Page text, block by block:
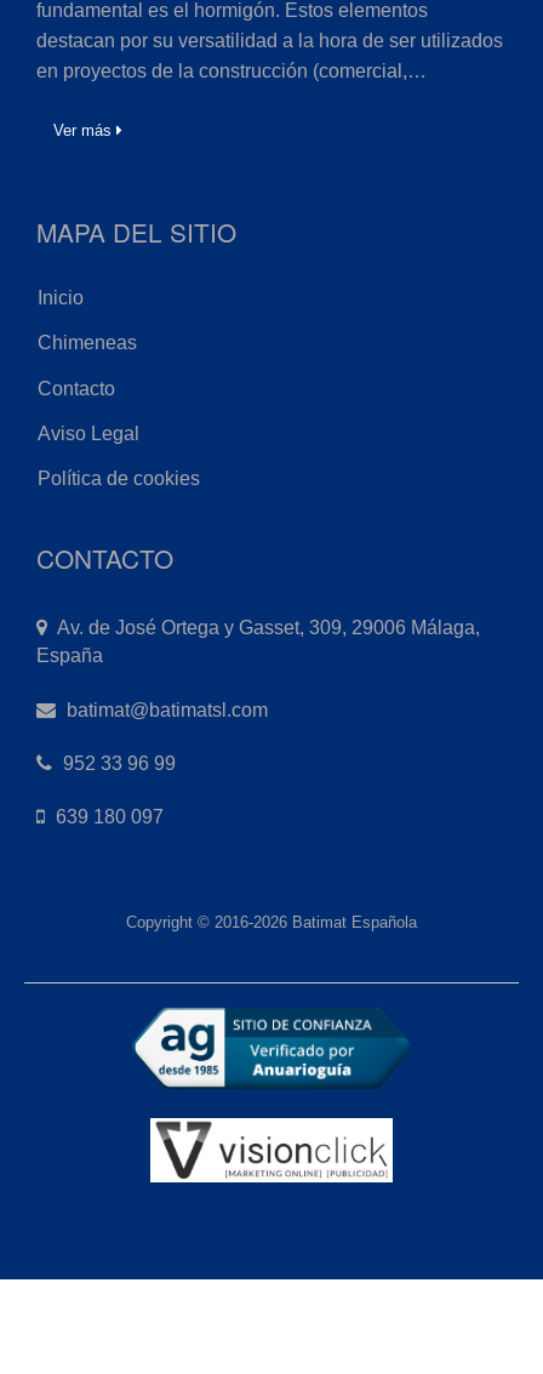
fundamental es el hormigón. Estos elementos
destacan por su versatilidad a la hora de ser utilizados
en proyectos de la construcción (comercial,…
Ver más
MAPA DEL SITIO
Inicio
Chimeneas
Contacto
Aviso Legal
Política de cookies
CONTACTO
Av. de José Ortega y Gasset, 309, 29006 Málaga,
España
batimat@batimatsl.com
952 33 96 99
639 180 097
Copyright © 2016-2026 Batimat Española